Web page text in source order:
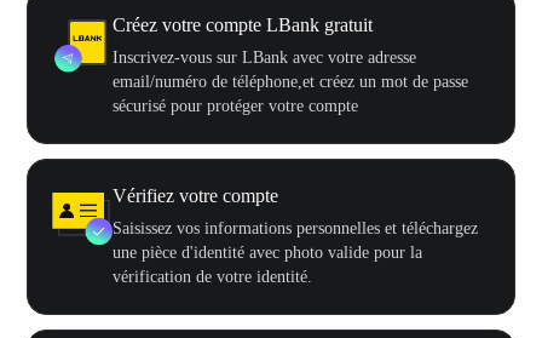
Créez votre compte LBank gratuit
Inscrivez-vous sur LBank avec votre adresse
email/numéro de téléphone,et créez un mot de passe
sécurisé pour protéger votre compte
Vérifiez votre compte
Saisissez vos informations personnelles et téléchargez
une pièce d'identité avec photo valide pour la
vérification de votre identité.